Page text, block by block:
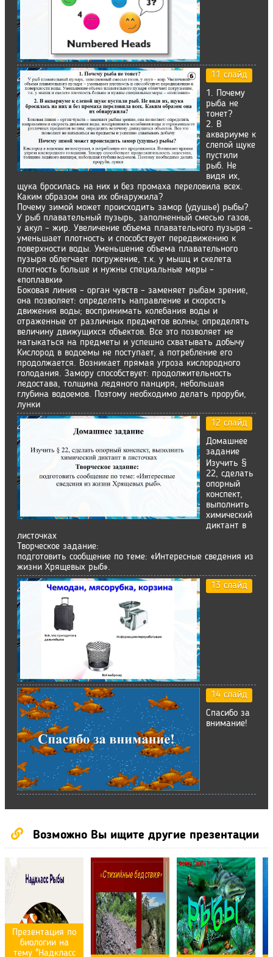
11 слайд
1. Почему
рыба не
тонет?
2. В
аквариуме к
слепой щуке
пустили
рыб. Не
видя их,
щука бросилась на них и без промаха переловила всех.
Каким образом она их обнаружила?
Почему зимой может происходить замор (удушье) рыбы?
У рыб плавательный пузырь, заполненный смесью газов,
у акул – жир. Увеличение объема плавательного пузыря –
уменьшает плотность и способствует передвижению к
поверхности воды. Уменьшение объема плавательного
пузыря облегчает погружение, т.к. у мышц и скелета
плотность больше и нужны специальные меры –
«поплавки»
Боковая линия – орган чувств – заменяет рыбам зрение,
она позволяет: определять направление и скорость
движения воды; воспринимать колебания воды и
отраженные от различных предметов волны; определять
величину движущихся объектов. Все это позволяет не
натыкаться на предметы и успешно схватывать добычу
Кислород в водоемы не поступает, а потребление его
продолжается. Возникает прямая угроза кислородного
голодания. Замору способствует: продолжительность
ледостава, толщина ледяного панциря, небольшая
глубина водоемов. Поэтому необходимо делать проруби,
лунки
12 слайд
Домашнее
задание
Изучить §
22, сделать
опорный
конспект,
выполнить
химический
диктант в
листочках
Творческое задание:
подготовить сообщение по теме: «Интересные сведения из
жизни Хрящевых рыб».
13 слайд
14 слайд
Спасибо за
внимание!
Возможно Вы ищите другие презентации
Презентация по
биологии на
тему "Надкласс